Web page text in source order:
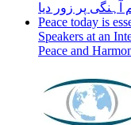
آہنگی پر زور دیا
Peace today is
Speakers at an
Peace and